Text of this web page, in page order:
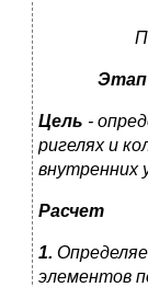
Этап
Цель -
ригелях и
внутренних
Расчет
1.
элементов